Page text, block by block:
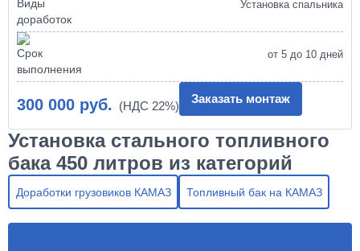
Установка спальника
от 5 до 10 дней
300 000 руб. Заказать монтаж
Установка стального топливного
бака 450 литров из категорий
Доработки грузовиков КАМАЗ Топливный бак на КАМАЗ